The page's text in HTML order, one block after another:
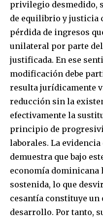
privilegio desmedido,
de equilibrio y justicia
pérdida de ingresos
unilateral por parte
justificada. En ese
modificación debe
resulta jurídicamente
reducción sin la
efectivamente la
principio de
laborales. La evidencia
demuestra que bajo
economía dominicana
sostenida, lo que
cesantía constituye un
desarrollo. Por tanto,